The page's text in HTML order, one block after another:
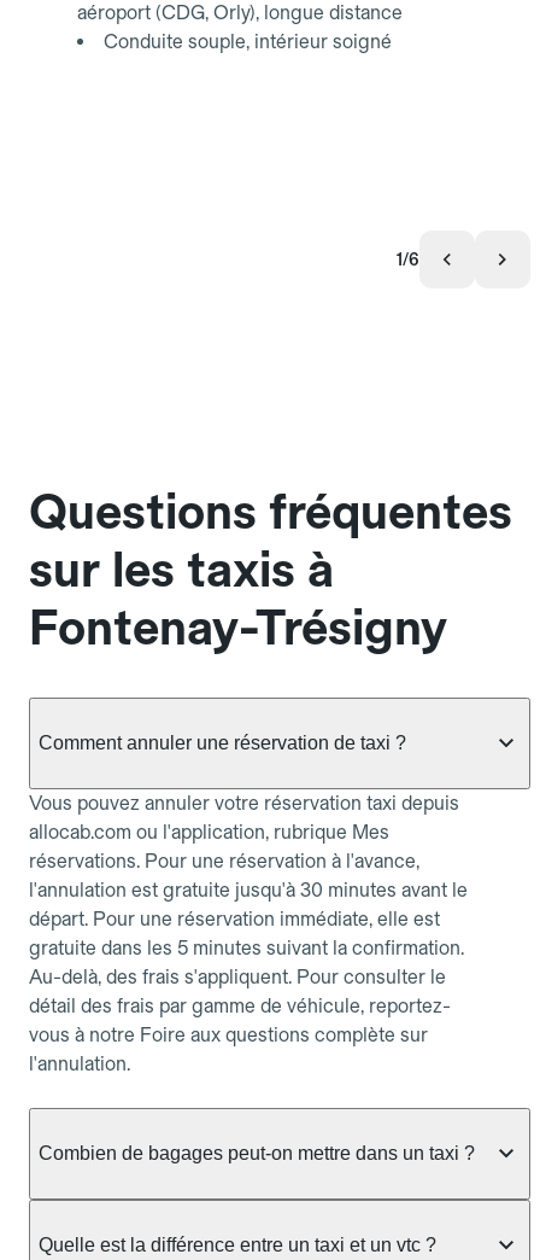
aéroport (CDG, Orly), longue distance
Conduite souple, intérieur soigné
1/6
Questions fréquentes
sur les taxis à
Fontenay-Trésigny
Comment annuler une réservation de taxi ?
Vous pouvez annuler votre réservation taxi depuis
allocab.com ou l'application, rubrique Mes
réservations. Pour une réservation à l'avance,
l'annulation est gratuite jusqu'à 30 minutes avant le
départ. Pour une réservation immédiate, elle est
gratuite dans les 5 minutes suivant la confirmation.
Au-delà, des frais s'appliquent. Pour consulter le
détail des frais par gamme de véhicule, reportez-
vous à notre Foire aux questions complète sur
l'annulation.
Combien de bagages peut-on mettre dans un taxi ?
taxi berline accueille en général jusqu'à 3 bagages
Quelle est la différence entre un taxi et un vtc ?